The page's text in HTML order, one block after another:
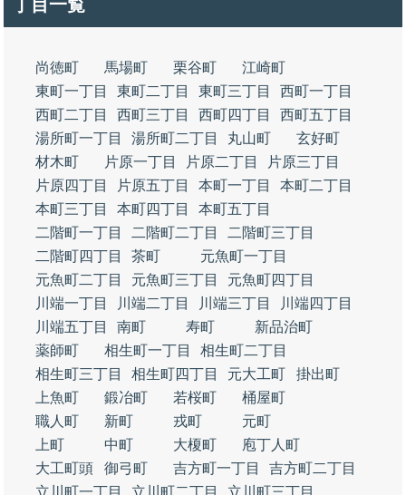
丁目一覧
尚徳町 馬場町 栗谷町
江崎町
東町一丁目
東町二丁目 東町三丁目
西町一丁目
西町二丁目
西町三丁目 西町四丁目
西町五丁目
湯所町一丁目
湯所町二丁目 丸山町
玄好町
材木町
片原一丁目 片原二丁目
片原三丁目
片原四丁目
片原五丁目 本町一丁目
本町二丁目
本町三丁目
本町四丁目
本町五丁目
二階町一丁目
二階町二丁目
二階町三丁目
二階町四丁目
茶町
元魚町一丁目
元魚町二丁目
元魚町三丁目
元魚町四丁目
川端一丁目
川端二丁目 川端三丁目
川端四丁目
川端五丁目
南町 寿町
新品治町
薬師町
相生町一丁目
相生町二丁目
相生町三丁目
相生町四丁目 元大工町
掛出町
上魚町
鍛冶町 若桜町
桶屋町
職人町
新町 戎町
元町
上町
中町 大榎町
庖丁人町
大工町頭
御弓町 吉方町一丁目
吉方町二丁目
立川町一丁目
立川町二丁目
立川町三丁目